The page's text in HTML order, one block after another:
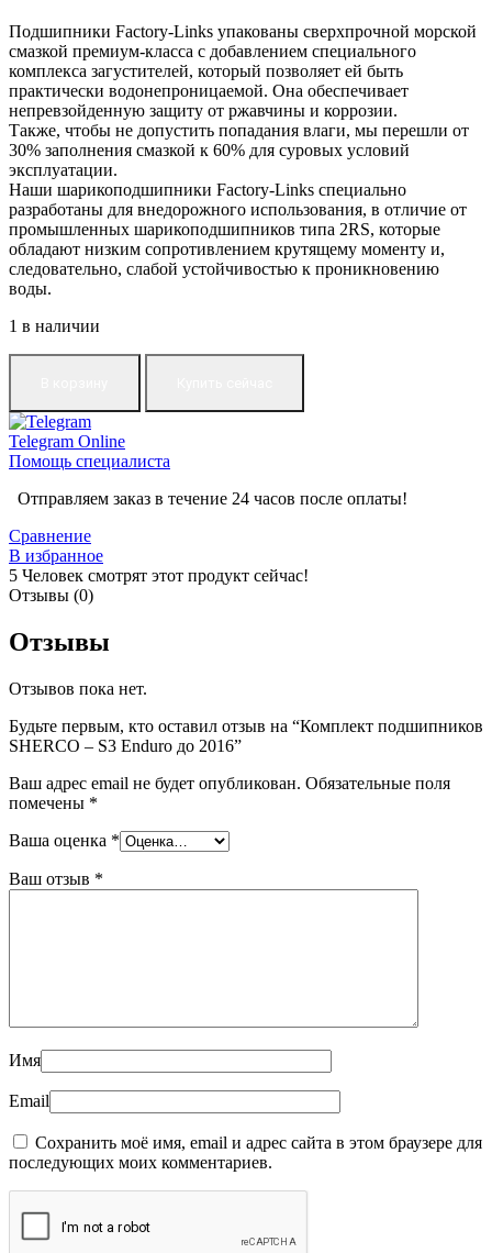
Подшипники Factory-Links упакованы сверхпрочной морской
смазкой премиум-класса с добавлением специального
комплекса загустителей, который позволяет ей быть
практически водонепроницаемой. Она обеспечивает
непревзойденную защиту от ржавчины и коррозии.
Также, чтобы не допустить попадания влаги, мы перешли от
30% заполнения смазкой к 60% для суровых условий
эксплуатации.
Наши шарикоподшипники Factory-Links специально
разработаны для внедорожного использования, в отличие от
промышленных шарикоподшипников типа 2RS, которые
обладают низким сопротивлением крутящему моменту и,
следовательно, слабой устойчивостью к проникновению
воды.
1 в наличии
Telegram Online
Помощь специалиста
Отправляем заказ в течение 24 часов после оплаты!
Сравнение
В избранное
5 Человек смотрят этот продукт сейчас!
Отзывы (0)
Отзывы
Отзывов пока нет.
Будьте первым, кто оставил отзыв на “Комплект подшипников
SHERCO – S3 Enduro до 2016”
Ваш адрес email не будет опубликован. Обязательные поля
помечены *
Ваша оценка *
Ваш отзыв *
Имя
Email
Сохранить моё имя, email и адрес сайта в этом браузере для
последующих моих комментариев.